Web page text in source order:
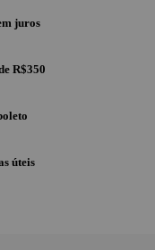
juros
R$350
úteis